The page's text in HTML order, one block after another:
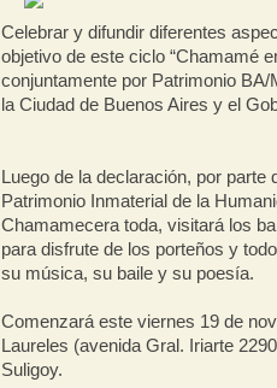
Celebrar y difundir diferentes
objetivo de este ciclo “Chamamé
conjuntamente por Patrimonio
la Ciudad de Buenos Aires y el
Luego de la declaración, por
Patrimonio Inmaterial de la
Chamamecera toda, visitará los
para disfrute de los porteños y
su música, su baile y su poesía.
Comenzará este viernes 19 de
Laureles (avenida Gral. Iriarte
Suligoy.